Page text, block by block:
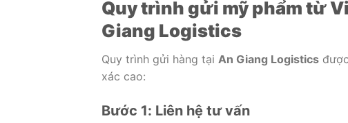
Quy trình gửi mỹ phẩm từ
Giang Logistics
Quy trình gửi hàng tại An Giang Logistics
xác cao:
Bước 1: Liên hệ tư vấn